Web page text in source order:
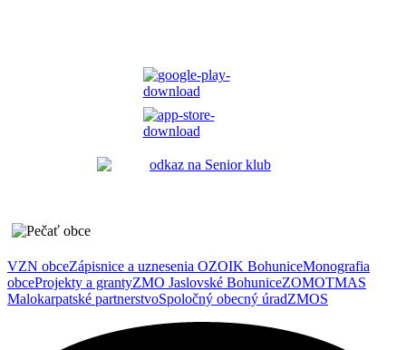
VZN obceZápisnice a uznesenia OZOIK BohuniceMonografia
obceProjekty a grantyZMO Jaslovské BohuniceZOMOTMAS
Malokarpatské partnerstvoSpoločný obecný úradZMOS